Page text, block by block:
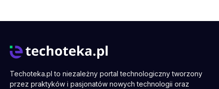
Techoteka.pl to niezależny portal technologiczny tworzony
przez praktyków i pasjonatów nowych technologii oraz